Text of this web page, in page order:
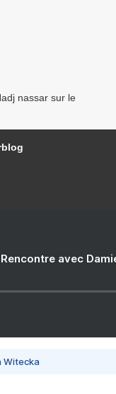
nassar sur le
avec
Witecka